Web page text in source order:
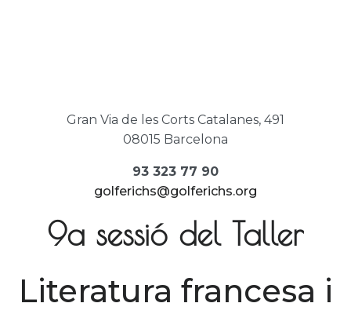
Gran Via de les Corts Catalanes, 491
08015 Barcelona
93 323 77 90
golferichs@golferichs.org
9a sessió del Taller
Literatura francesa i